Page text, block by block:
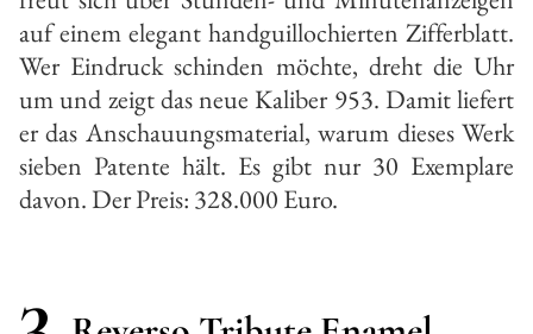
auf einem elegant handguillochierten Zifferblatt.
Wer Eindruck schinden möchte, dreht die Uhr
um und zeigt das neue Kaliber 953. Damit liefert
er das Anschauungsmaterial, warum dieses Werk
sieben Patente hält. Es gibt nur 30 Exemplare
davon. Der Preis: 328.000 Euro.